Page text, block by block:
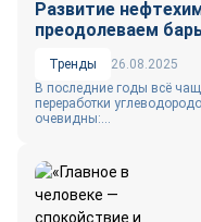
Развитие
преодолеваем
Тренды
26.08.2025
В последние годы всё
переработки
очевидны:...